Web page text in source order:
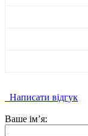
Написати відгук
Ваше ім’я: